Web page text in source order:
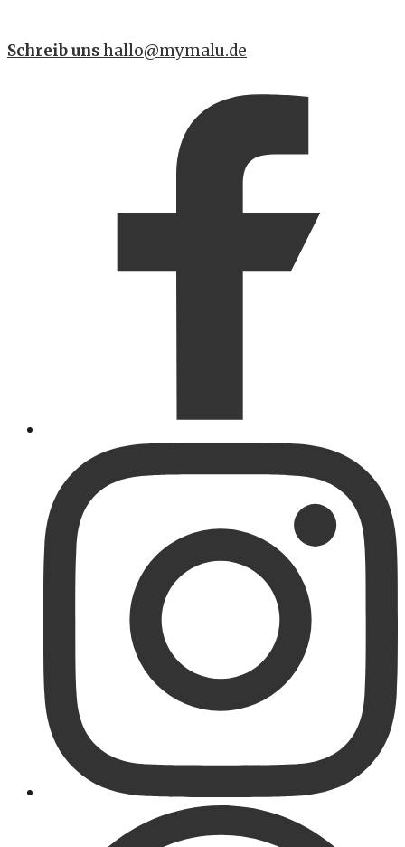
Schreib unshallo@mymalu.de